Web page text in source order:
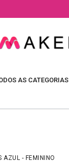
AS CATEGORIAS
AZUL - FEMININO